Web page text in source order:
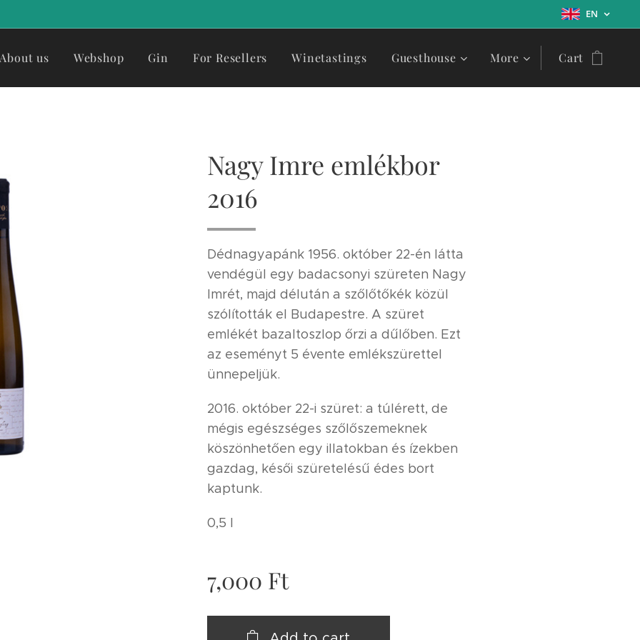
EN
About us Webshop Gin For Resellers Winetastings Guesthouse More Cart
Nagy Imre emlékbor
2016
Dédnagyapánk 1956. október 22-én látta
vendégül egy badacsonyi szüreten Nagy
Imrét, majd délután a szőlőtőkék közül
szólították el Budapestre. A szüret
emlékét bazaltoszlop őrzi a dűlőben. Ezt
az eseményt 5 évente emlékszürettel
ünnepeljük.
2016. október 22-i szüret: a túlérett, de
mégis egészséges szőlőszemeknek
köszönhetően egy illatokban és ízekben
gazdag, késői szüretelésű édes bort
kaptunk.
0,5 l
7,000 Ft